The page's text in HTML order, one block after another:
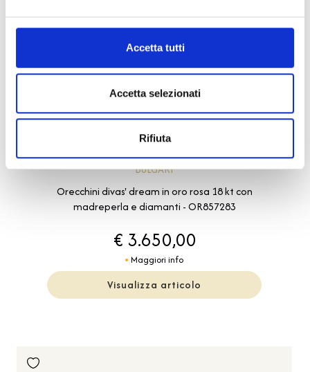
Accetta tutti
Accetta selezionati
Rifiuta
Diva
BULGARI
Orecchini divas' dream in oro rosa 18 kt con
madreperla e diamanti - OR857283
€ 3.650,00
Maggiori info
Visualizza articolo